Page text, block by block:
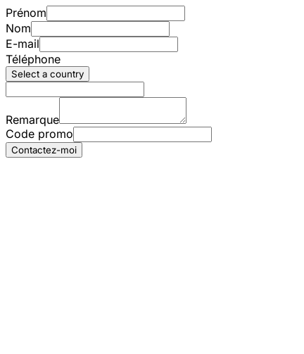
Prénom
Nom
E-mail
Téléphone
Select a country
Remarque
Code promo
Contactez-moi